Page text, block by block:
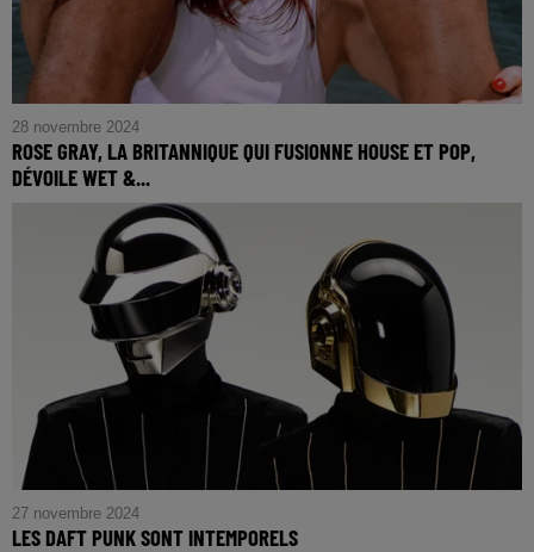
28 novembre 2024
ROSE GRAY, LA BRITANNIQUE QUI FUSIONNE HOUSE ET POP,
DÉVOILE WET &...
27 novembre 2024
LES DAFT PUNK SONT INTEMPORELS